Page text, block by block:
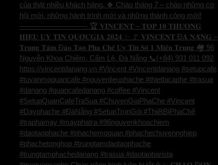
của thật nhiều khách hàng. 🍀 Chào tháng 7 – chào những cơ
hội mới, những hành trình mới và những thành công mới!
—————————- 🏆 𝐕𝐈𝐍𝐂𝐄𝐍𝐓 – 𝐓𝐎𝐏 𝟏𝟎 𝐓𝐇𝐔̛𝐎̛𝐍𝐆
𝐇𝐈𝐄̣̂𝐔 𝐔𝐘 𝐓𝐈́𝐍 𝐐𝐔𝐎̂́𝐂𝐆𝐈𝐀 𝟐𝟎𝟐𝟒 ✨ 🚩 𝐕𝐈𝐍𝐂𝐄𝐍𝐓 Đ𝐀̀ 𝐍𝐀̆̃𝐍𝐆 –
𝐓𝐫𝐮𝐧𝐠 𝐓𝐚̂𝐦 Đ𝐚̀𝐨 𝐓𝐚̣𝐨 𝐏𝐡𝐚 𝐂𝐡𝐞̂́ 𝐔𝐲 𝐓𝐢́𝐧 𝐒𝐨̂́ 𝟏 𝐌𝐢𝐞̂̀𝐧 𝐓𝐫𝐮𝐧𝐠 🏘️ 96
Nguyễn Khoa Chiêm, Cẩm Lệ, Đà Nẵng 📞(+84) 931 011 092
https://vincentdanang.vn #Vincent #Vincentdanang #setupcafe
#tuvanmoquancafe #nguyenlieuphache #thietbicaphe #trasua
#danang #quancafedanang #coffee #Vincent
#SetupQuanCafeTraSua #ChuyenGiaPhaChe #Vincent
#Dayphache #ĐàNẵng #SetupTrọnGói #ThiếtBịPhaChế
#traphamay #mayphatra #96nguyenkhoachiem
#daotaophache #phachemoquan #phachechuyennghiep
#phachetonghop #trungtamdaotaophache
#trungtamphachedanang #trasua #daotaobarista